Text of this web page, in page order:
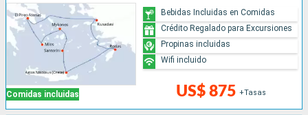
Comidas incluidas US$ 875 +Tasas
Bebidas Incluidas en Comidas
Crédito Regalado para Excursiones
Propinas incluidas
Wifi incluido